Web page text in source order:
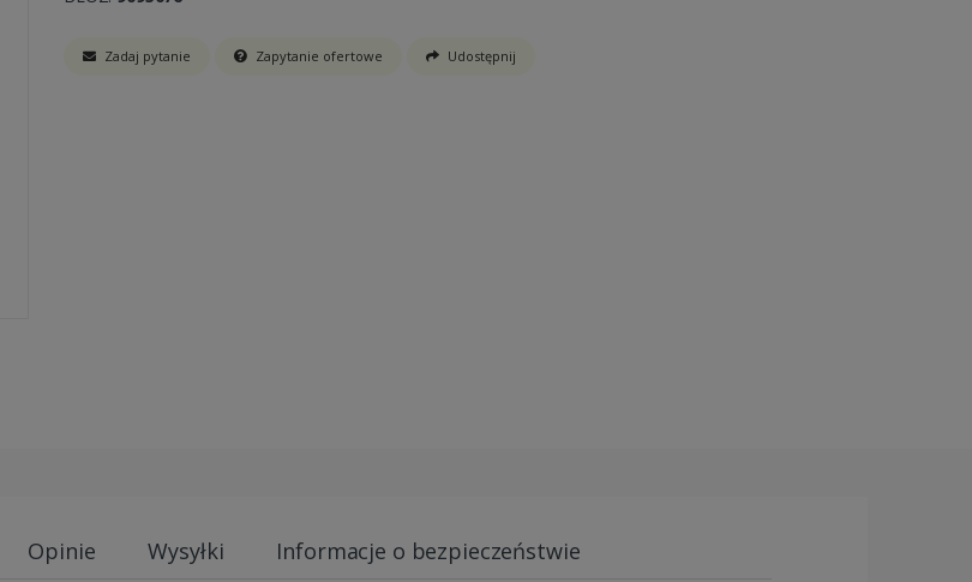
Zadaj pytanie Zapytanie ofertowe Udostępnij
Opinie Wysyłki Informacje o bezpieczeństwie